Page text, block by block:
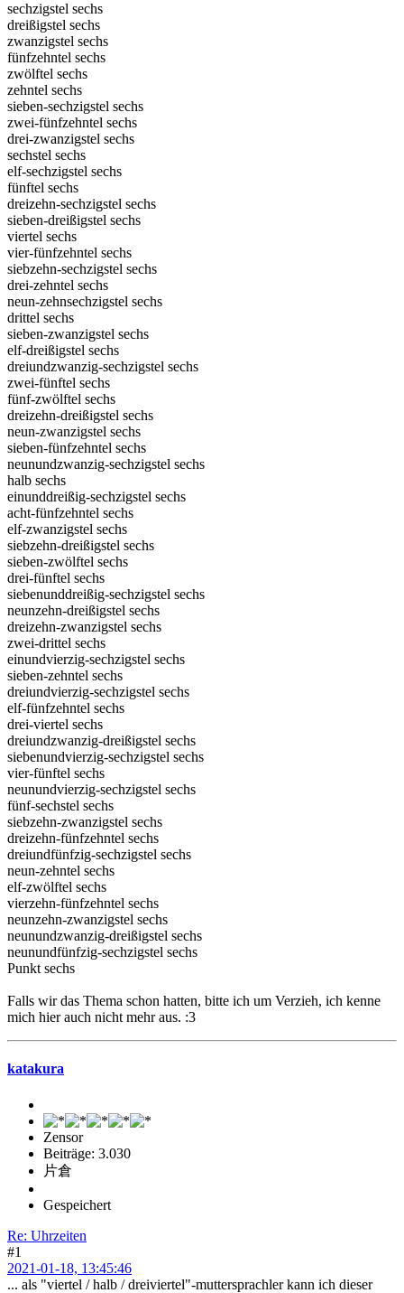
sechzigstel sechs
dreißigstel sechs
zwanzigstel sechs
fünfzehntel sechs
zwölftel sechs
zehntel sechs
sieben-sechzigstel sechs
zwei-fünfzehntel sechs
drei-zwanzigstel sechs
sechstel sechs
elf-sechzigstel sechs
fünftel sechs
dreizehn-sechzigstel sechs
sieben-dreißigstel sechs
viertel sechs
vier-fünfzehntel sechs
siebzehn-sechzigstel sechs
drei-zehntel sechs
neun-zehnsechzigstel sechs
drittel sechs
sieben-zwanzigstel sechs
elf-dreißigstel sechs
dreiundzwanzig-sechzigstel sechs
zwei-fünftel sechs
fünf-zwölftel sechs
dreizehn-dreißigstel sechs
neun-zwanzigstel sechs
sieben-fünfzehntel sechs
neunundzwanzig-sechzigstel sechs
halb sechs
einunddreißig-sechzigstel sechs
acht-fünfzehntel sechs
elf-zwanzigstel sechs
siebzehn-dreißigstel sechs
sieben-zwölftel sechs
drei-fünftel sechs
siebenunddreißig-sechzigstel sechs
neunzehn-dreißigstel sechs
dreizehn-zwanzigstel sechs
zwei-drittel sechs
einundvierzig-sechzigstel sechs
sieben-zehntel sechs
dreiundvierzig-sechzigstel sechs
elf-fünfzehntel sechs
drei-viertel sechs
dreiundzwanzig-dreißigstel sechs
siebenundvierzig-sechzigstel sechs
vier-fünftel sechs
neunundvierzig-sechzigstel sechs
fünf-sechstel sechs
siebzehn-zwanzigstel sechs
dreizehn-fünfzehntel sechs
dreiundfünfzig-sechzigstel sechs
neun-zehntel sechs
elf-zwölftel sechs
vierzehn-fünfzehntel sechs
neunzehn-zwanzigstel sechs
neunundzwanzig-dreißigstel sechs
neunundfünfzig-sechzigstel sechs
Punkt sechs
Falls wir das Thema schon hatten, bitte ich um Verzieh, ich kenne
mich hier auch nicht mehr aus. :3
katakura
Zensor
Beiträge: 3.030
片倉
Gespeichert
Re: Uhrzeiten
#1
2021-01-18, 13:45:46
... als "viertel / halb / dreiviertel"-muttersprachler kann ich dieser